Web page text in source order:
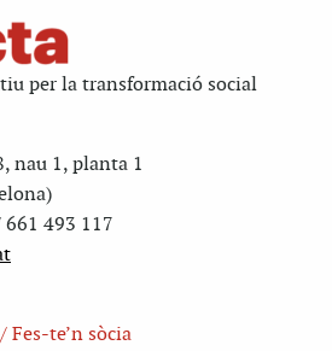
per la transformació social
nau 1, planta 1
661 493 117
Fes-te’n sòcia